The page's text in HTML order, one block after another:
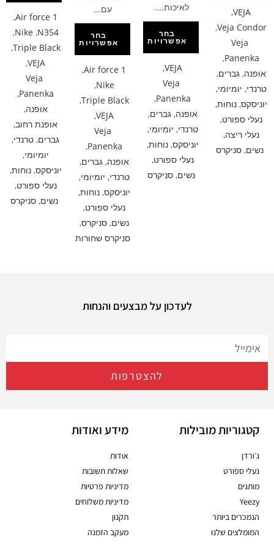
VEJA
,
Veja Condor
,
Veja
Panenka
,
אופנה,גברים,
טרנדי, יומיומי,
יוניסקס,נוחות,
נעלי ספורט,
נעלי ריצה,
נשים, סניקרס
לאיכות....
בחר
אפשרויות
VEJA
,
Veja
Panenka
,
אופנה,גברים,
טרנדי, יומיומי,
יוניסקס,נוחות,
נעלי ספורט,
נשים, סניקרס
עם...
בחר
אפשרויות
Air force 1
,
Nike
,
Triple Black
,
VEJA
,
Veja
Panenka
,
אופנה,גברים,
טרנדי, יומיומי,
יוניסקס,נוחות,
נעלי ספורט,
נשים,סניקרס,
סניקרס שחורות
Air force 1
,
N354
,
Nike
,
Triple Black
,
VEJA
,
Veja
Panenka
,
אופנה,
אופנת רחוב,
גברים, טרנדי,
יומיומי,
יוניסקס,נוחות,
נעלי ספורט,
נשים, סניקרס
לעדכון על מבצעים והנחות
להצטרפות
קטגוריות מובילות
ג׳ורדן
נעלי ספורט
מותגים
Yeezy
הנמכרים ביותר
המומלצים שלנו
מידע ואודות
אודות
שאלות תשובות
מדיניות פרטיות
מדיניות משלוחים
תקנון
מעקב הזמנה